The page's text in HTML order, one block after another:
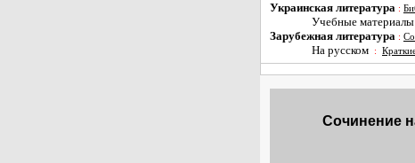
Украинская литература :
Учебные материалы
Зарубежная литература :
На русском
:
Сочинение